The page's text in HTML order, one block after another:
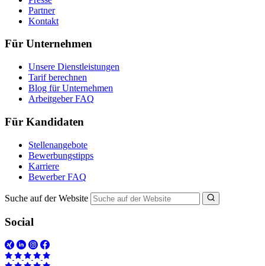
Partner
Kontakt
Für Unternehmen
Unsere Dienstleistungen
Tarif berechnen
Blog für Unternehmen
Arbeitgeber FAQ
Für Kandidaten
Stellenangebote
Bewerbungstipps
Karriere
Bewerber FAQ
Suche auf der Website
Social